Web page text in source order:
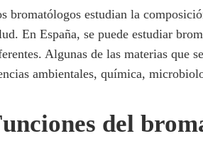
bromatólogos estudian la
En España, se puede estudiar
Algunas de las materias que
ambientales, química,
del